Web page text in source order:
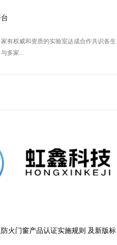
有权威和资质的实验室达成合作共识各生
多家...
火门窗产品认证实施规则 及新版标
知